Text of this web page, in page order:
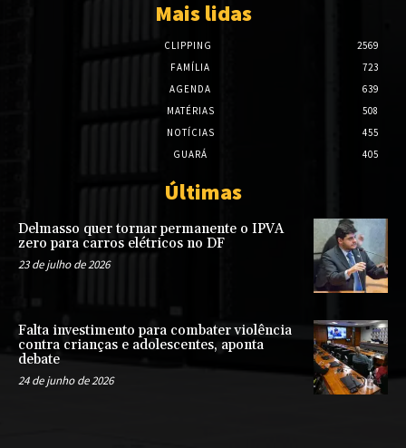
Mais lidas
CLIPPING
2569
FAMÍLIA
723
AGENDA
639
MATÉRIAS
508
NOTÍCIAS
455
GUARÁ
405
Últimas
Delmasso quer tornar permanente o IPVA
zero para carros elétricos no DF
23 de julho de 2026
Falta investimento para combater violência
contra crianças e adolescentes, aponta
debate
24 de junho de 2026